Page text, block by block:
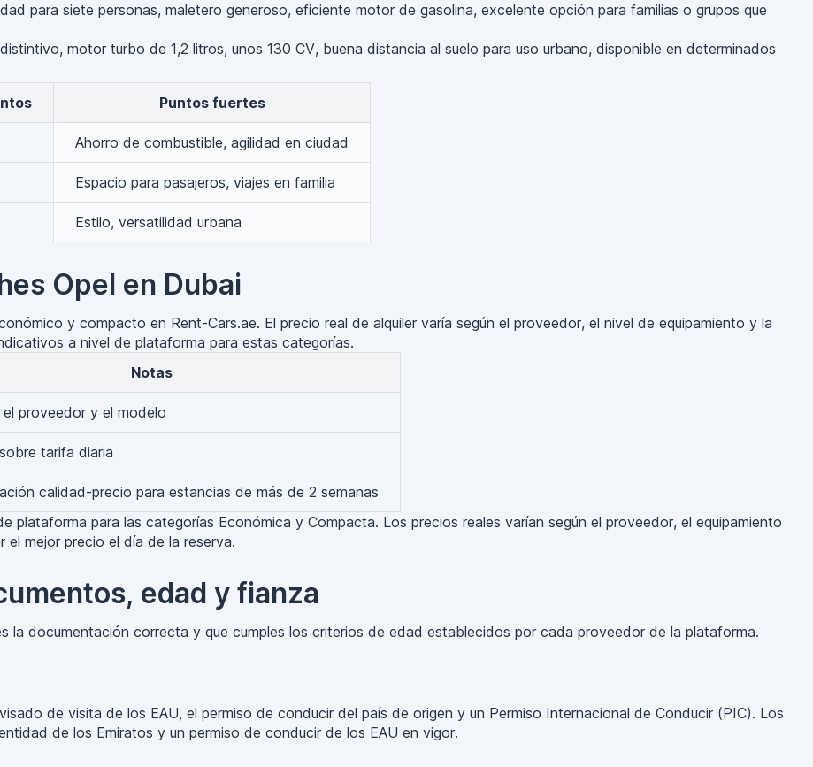
para siete personas, maletero generoso, eficiente motor de gasolina, excelente opción para familias o grupos que
motor turbo de 1,2 litros, unos 130 CV, buena distancia al suelo para uso urbano, disponible en determinados
Puntos fuertes
Ahorro de combustible, agilidad en ciudad
Espacio para pasajeros, viajes en familia
Estilo, versatilidad urbana
Opel en Dubai
y compacto en Rent-Cars.ae. El precio real de alquiler varía según el proveedor, el nivel de equipamiento y la
a nivel de plataforma para estas categorías.
Notas
el proveedor y el modelo
tarifa diaria
calidad-precio para estancias de más de 2 semanas
plataforma para las categorías Económica y Compacta. Los precios reales varían según el proveedor, el equipamiento
mejor precio el día de la reserva.
edad y fianza
la documentación correcta y que cumples los criterios de edad establecidos por cada proveedor de la plataforma.
de visita de los EAU, el permiso de conducir del país de origen y un Permiso Internacional de Conducir (PIC). Los
de los Emiratos y un permiso de conducir de los EAU en vigor.